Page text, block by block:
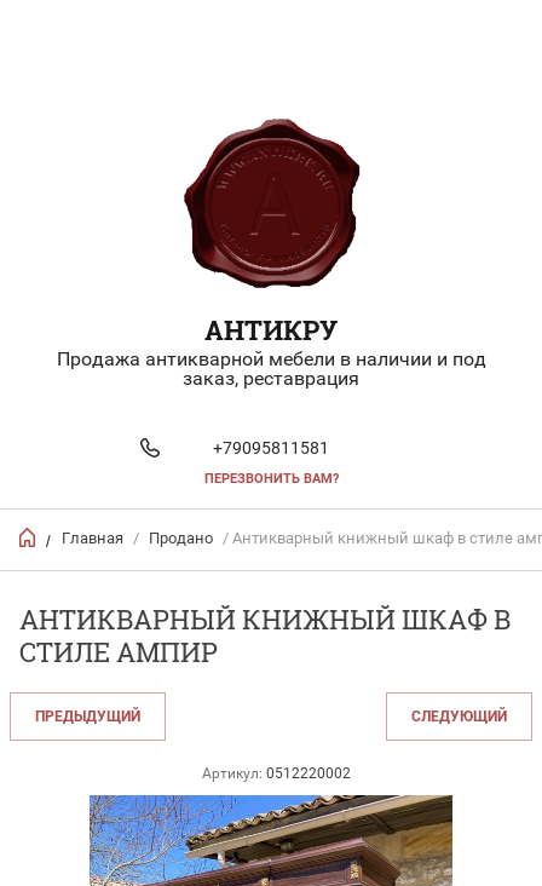
АНТИКРУ
Продажа антикварной мебели в наличии и под
заказ, реставрация
+79095811581
ПЕРЕЗВОНИТЬ ВАМ?
/ Главная / Продано / Антикварный книжный шкаф в стиле
АНТИКВАРНЫЙ КНИЖНЫЙ ШКАФ В
СТИЛЕ АМПИР
ПРЕДЫДУЩИЙ СЛЕДУЮЩИЙ
Артикул: 0512220002